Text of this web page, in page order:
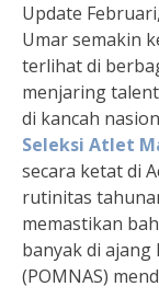
Update
Umar semakin
terlihat di
menjaring
di kancah
Seleksi Atlet
secara ketat di
rutinitas
memastikan
banyak di ajang
(POMNAS)